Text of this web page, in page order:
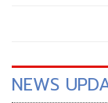
NEWS